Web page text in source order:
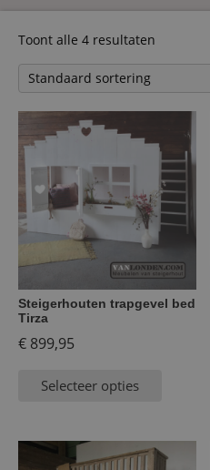
Toont alle 4 resultaten
Steigerhouten trapgevel bed
Tirza
€ 899,95
Selecteer opties